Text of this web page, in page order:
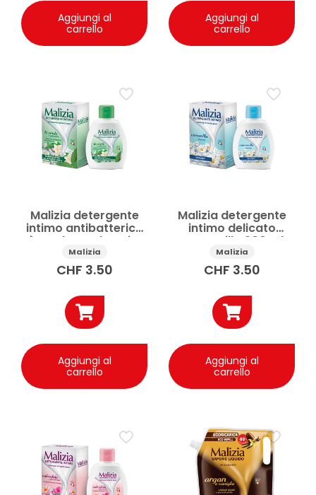
Aggiungi al
carrello
Aggiungi al
carrello
Malizia detergente
intimo antibatterico
tè verde e gelsomino
200 ml
Malizia
CHF 3.50
Aggiungi al
carrello
Malizia detergente
intimo delicato
camomilla 200 ml
Malizia
CHF 3.50
Aggiungi al
carrello